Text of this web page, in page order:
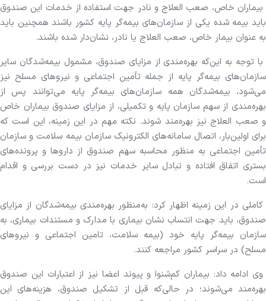
بیماران خاص، صعب العلاج و نادر جهت استفاده از خدمات این صندوق
باید بیمه شده یکی از سازمان‌های بیمه‌گر پایه کشور باشند همچنین باید
به عنوان بیمار خاص، صعب العلاج یا نادر، نشان‌دار شده باشند.
با توجه‌ به این‌که بهره‌مندی از مزایای صندوق، مشمول بیمه‌شدگان سایر
سازمان‌های بیمه‌گر پایه از جمله تأمین اجتماعی و نیروهای مسلح نیز
می‌شود، بیمه‌شدگان همه سازمان‌های بیمه‌گر پایه می‌توانند پس از
بهره‌مندی از سهم سازمان پایه و تکمیلی، از مزایای صندوق بیماران خاص
و صعب العلاج نیز بهره‌مند شوند. نکته مهم در این زمینه، این است که
برای اولین‌بار، اتصال سامانه‌های الکترونیک سازمان بیمه سلامت و سازمان
تأمین اجتماعی به‌ منظور محاسبه سهم صندوق از داروها و پرونده‌های
بستری اتفاق افتاده و تبادل سایر خدمات نیز در دست بررسی و اقدام
است.
کاملی در این زمینه اظهار کرد: به‌منظور بهره‌مندی بیمه‌شدگان از مزایای
صندوق، باید جهت انتساب نشان بیماری با مدارک و مستندات بیماری، به
سازمان بیمه‌گر پایه خود (بیمه سلامت، تامین اجتماعی و نیروهای
مسلح) در سراسر کشور مراجعه کنند.
وی ادامه داد: بیماران کم‌شنوا و پیوند اعضا نیز از اعتبارات این صندوق
بهره‌مند می‌شوند؛ در حالی‌که قبل از تشکیل صندوق، هزینه‌های این